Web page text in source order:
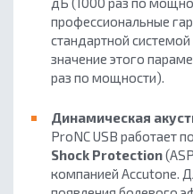
профессиональные
стандартной
значение этого
раз по мощности).
Динамическая
ProNC USB работает
Shock Protection
компанией Accutone.